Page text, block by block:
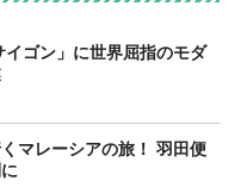
イゴン」に世界屈指のモダ
マレーシアの旅！ 羽田便